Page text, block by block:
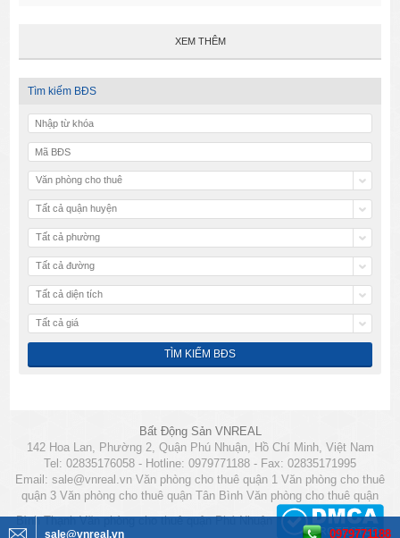
XEM THÊM
Tìm kiếm BĐS
Văn phòng cho thuê
Tất cả quận huyện
Tất cả phường
Tất cả đường
Tất cả diện tích
Tất cả giá
Bất Động Sản VNREAL
142 Hoa Lan, Phường 2, Quận Phú Nhuận, Hồ Chí Minh, Việt Nam
Tel: 02835176058 - Hotline: 0979771188 - Fax: 02835171995
Email: sale@vnreal.vn Văn phòng cho thuê quận 1 Văn phòng cho thuê
quận 3 Văn phòng cho thuê quận Tân Bình Văn phòng cho thuê quận
Bình Thạnh Văn phòng cho thuê quận Phú Nhuận
sale@vnreal.vn 0979771188